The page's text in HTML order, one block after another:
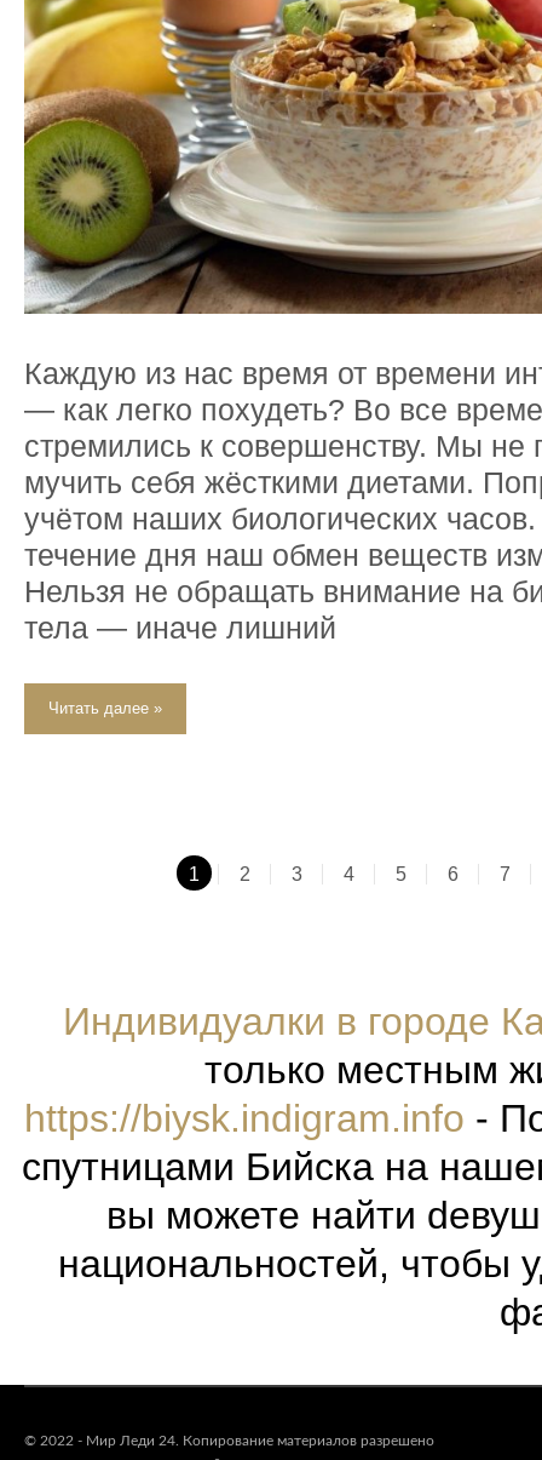
Каждую из нас время от времени
— как легко похудеть? Во все
стремились к совершенству. Мы не
мучить себя жёсткими диетами.
учётом наших биологических
течение дня наш обмен веществ
Нельзя не обращать внимание на
тела — иначе лишний
Читать далее »
1 2 3 4 5 6 7
Индивидуалки в городе
только местным
https://biysk.indigram.info -
спутницами Бийска на
вы можете найти
национальностей, чтобы
© 2022 - Мир Леди 24. Копирование материалов разрешено